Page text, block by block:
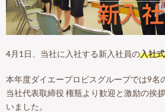
4月1日、当社に入社する新入社員の入社式
本年度ダイエープロビスグループでは9名
当社代表取締役 権瓶より歓迎と激励の挨
いました。